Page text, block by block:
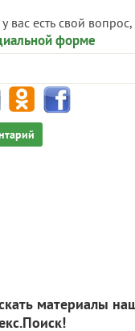
вас есть свой вопрос,
форме
материалы